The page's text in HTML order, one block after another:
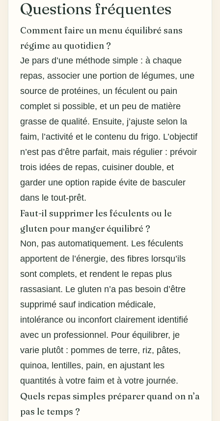
Questions fréquentes
Comment faire un menu équilibré sans
régime au quotidien ?
Je pars d’une méthode simple : à chaque
repas, associer une portion de légumes, une
source de protéines, un féculent ou pain
complet si possible, et un peu de matière
grasse de qualité. Ensuite, j’ajuste selon la
faim, l’activité et le contenu du frigo. L’objectif
n’est pas d’être parfait, mais régulier : prévoir
trois idées de repas, cuisiner double, et
garder une option rapide évite de basculer
dans le tout-prêt.
Faut-il supprimer les féculents ou le
gluten pour manger équilibré ?
Non, pas automatiquement. Les féculents
apportent de l’énergie, des fibres lorsqu’ils
sont complets, et rendent le repas plus
rassasiant. Le gluten n’a pas besoin d’être
supprimé sauf indication médicale,
intolérance ou inconfort clairement identifié
avec un professionnel. Pour équilibrer, je
varie plutôt : pommes de terre, riz, pâtes,
quinoa, lentilles, pain, en ajustant les
quantités à votre faim et à votre journée.
Quels repas simples préparer quand on n’a
pas le temps ?